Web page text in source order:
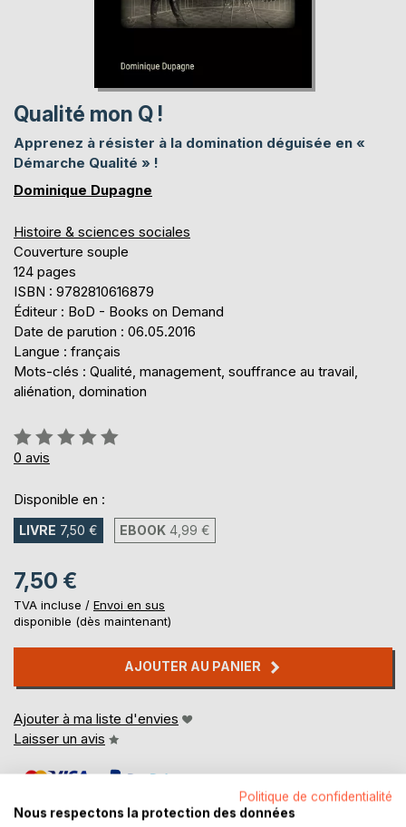
Qualité mon Q !
Apprenez à résister à la domination déguisée en «
Démarche Qualité » !
Dominique Dupagne
Histoire & sciences sociales
Couverture souple
124 pages
ISBN : 9782810616879
Éditeur : BoD - Books on Demand
Date de parution : 06.05.2016
Langue : français
Mots-clés : Qualité, management, souffrance au travail,
aliénation, domination
Évaluation:
0%
0 avis
Disponible en :
LIVRE 7,50 € EBOOK 4,99 €
7,50 €
TVA incluse / Envoi en sus
disponible (dès maintenant)
AJOUTER AU PANIER
Ajouter à ma liste d'envies
Laisser un avis
Politique de confidentialité
Nous respectons la protection des données